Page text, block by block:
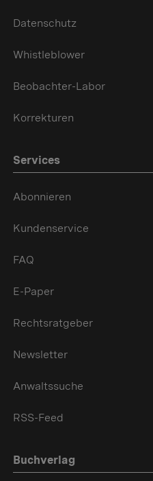
Datenschutz
Whistleblower
Beobachter-Labor
Korrekturen
Services
Abonnieren
Kundenservice
FAQ
E-Paper
Rechtsratgeber
Newsletter
Anwaltssuche
RSS-Feed
Buchverlag